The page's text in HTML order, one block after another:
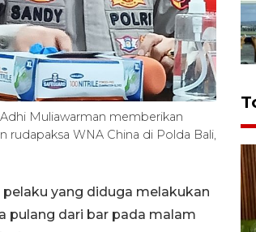
Muliawarman memberikan
WNA China di Polda Bali,
pelaku yang diduga melakukan
pulang dari bar pada malam